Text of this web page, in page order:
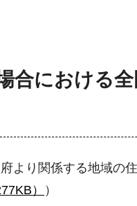
合における
より関係する地域の
） ）